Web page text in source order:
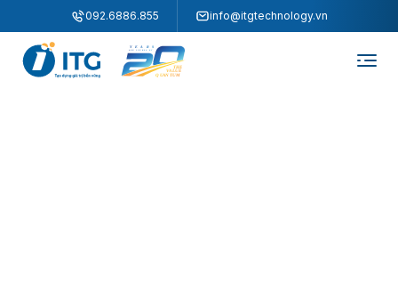
092.6886.855 info@itgtechnology.vn